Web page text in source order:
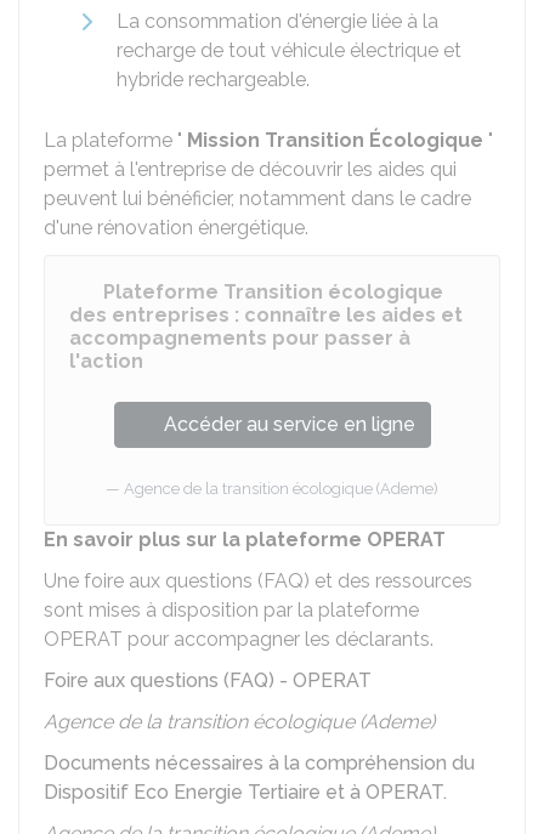
La consommation d'énergie liée à la
recharge de tout véhicule électrique et
hybride rechargeable.
La plateforme " Mission Transition Écologique "
permet à l'entreprise de découvrir les aides qui
peuvent lui bénéficier, notamment dans le cadre
d'une rénovation énergétique.
Plateforme Transition écologique
des entreprises : connaître les aides et
accompagnements pour passer à
l'action
Accéder au service en ligne
Agence de la transition écologique (Ademe)
En savoir plus sur la plateforme OPERAT
Une foire aux questions (FAQ) et des ressources
sont mises à disposition par la plateforme
OPERAT pour accompagner les déclarants.
Foire aux questions (FAQ) - OPERAT
Agence de la transition écologique (Ademe)
Documents nécessaires à la compréhension du
Dispositif Eco Energie Tertiaire et à OPERAT.